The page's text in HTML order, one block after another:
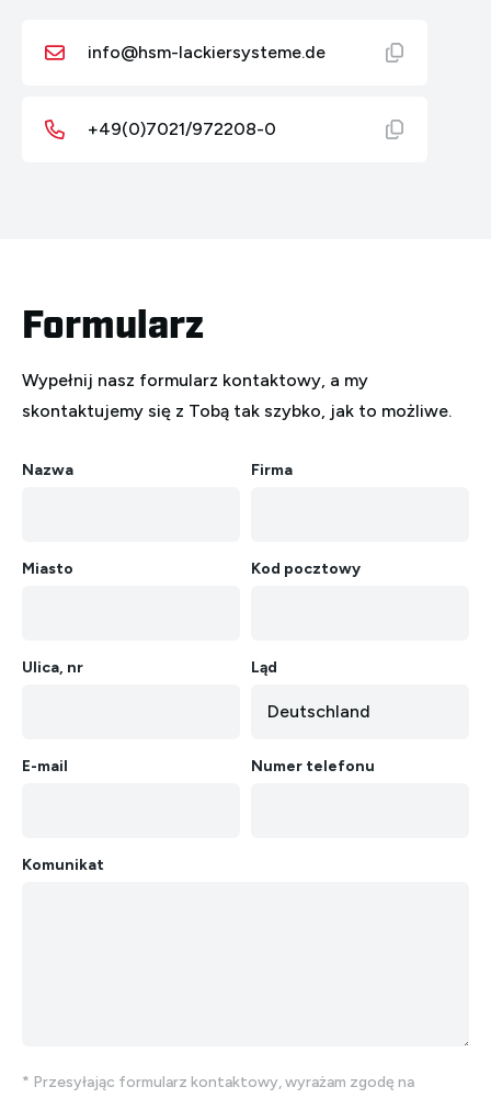
info@hsm-lackiersysteme.de
+49(0)7021/972208-0
Formularz
Wypełnij nasz formularz kontaktowy, a my
skontaktujemy się z Tobą tak szybko, jak to możliwe.
Nazwa Firma
Miasto Kod pocztowy
Ulica, nr Ląd
E-mail Numer telefonu
Komunikat
* Przesyłając formularz kontaktowy, wyrażam zgodę na